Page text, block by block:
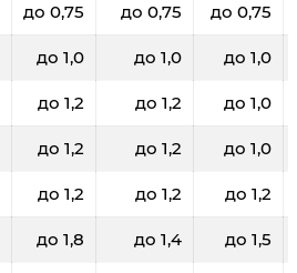
до 0,75 до 0,75 до 0,75
до 1,0 до 1,0 до 1,0
до 1,2 до 1,2 до 1,0
до 1,2 до 1,2 до 1,0
до 1,2 до 1,2 до 1,2
до 1,8 до 1,4 до 1,5